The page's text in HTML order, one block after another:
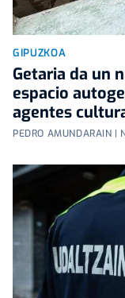
GIPUZKOA
Getaria da un
espacio
agentes
PEDRO AMUNDARAIN |